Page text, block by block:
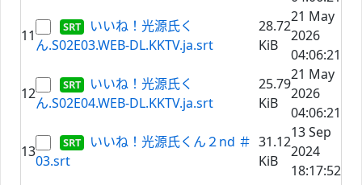
11
いいね！光源氏く
ん.S02E03.WEB-DL.KKTV.ja.srt
28.72
KiB
21 May
2026
04:06:21
12
いいね！光源氏く
ん.S02E04.WEB-DL.KKTV.ja.srt
25.79
KiB
21 May
2026
04:06:21
13
いいね！光源氏くん２nd ＃
03.srt
31.12
KiB
13 Sep
2024
18:17:52